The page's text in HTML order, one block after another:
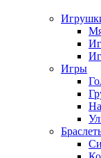
Игры